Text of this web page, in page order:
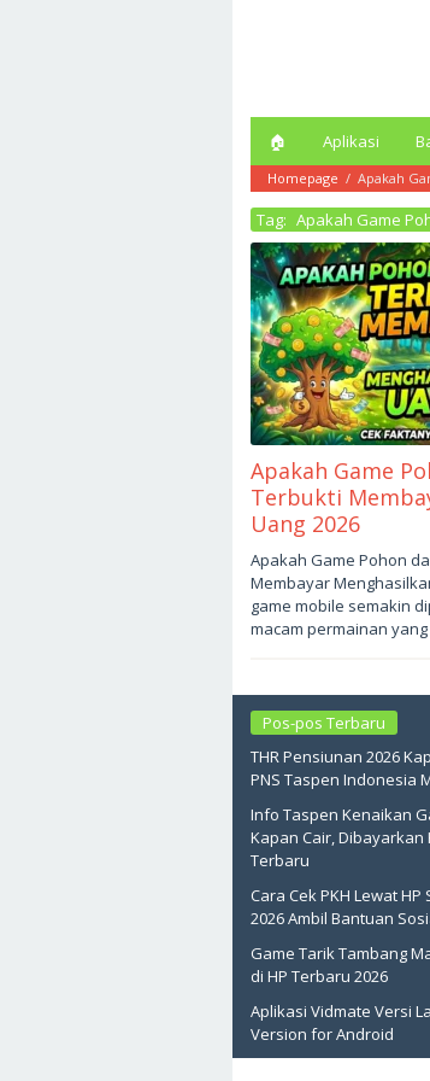
🏠︎ Aplikasi
Homepage / Apakah
Tag: Apakah Game
Apakah Game
Terbukti
Uang 2026
Juni
1,
oleh
sukantengah
Apakah Game Pohon
Membayar
game mobile semakin
macam permainan
Pos-pos Terbaru
THR Pensiunan 2026
PNS Taspen Indonesia
Info Taspen Kenaikan
Kapan Cair, Dibayarkan
Terbaru
Cara Cek PKH Lewat
2026 Ambil Bantuan
Game Tarik Tambang
di HP Terbaru 2026
Aplikasi Vidmate Versi
Version for Android